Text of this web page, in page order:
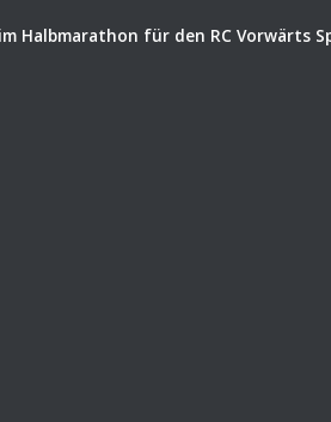
Halbmarathon für den RC Vorwärts